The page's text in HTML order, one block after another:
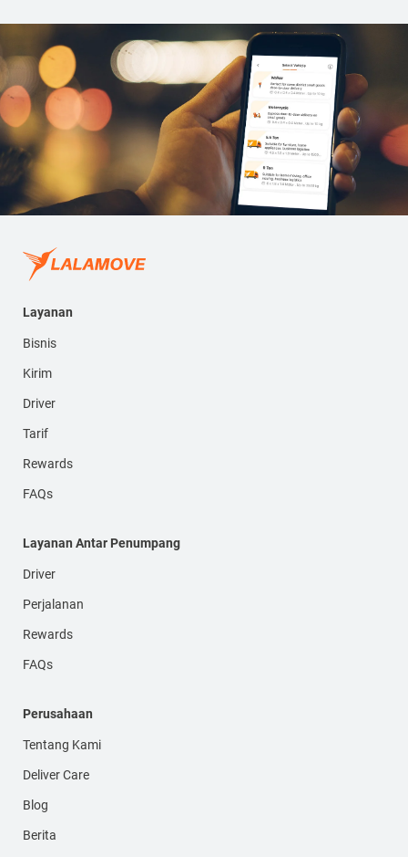
Layanan
Bisnis
Kirim
Driver
Tarif
Rewards
FAQs
Layanan Antar Penumpang
Driver
Perjalanan
Rewards
FAQs
Perusahaan
Tentang Kami
Deliver Care
Blog
Berita